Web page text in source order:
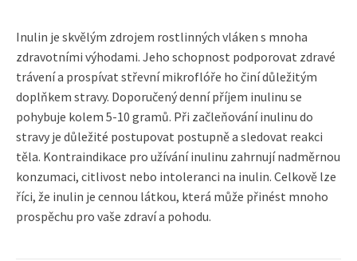
Inulin je skvělým zdrojem rostlinných vláken s mnoha
zdravotními výhodami. Jeho schopnost podporovat zdravé
trávení a prospívat střevní mikroflóře ho činí důležitým
doplňkem stravy. Doporučený denní příjem inulinu se
pohybuje kolem 5-10 gramů. Při začleňování inulinu do
stravy je důležité postupovat postupně a sledovat reakci
těla. Kontraindikace pro užívání inulinu zahrnují nadměrnou
konzumaci, citlivost nebo intoleranci na inulin. Celkově lze
říci, že inulin je cennou látkou, která může přinést mnoho
prospěchu pro vaše zdraví a pohodu.